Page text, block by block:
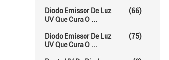
Diodo Emissor De Luz
UV Que Cura O ...
(66)
Diodo Emissor De Luz
UV Que Cura O ...
(75)